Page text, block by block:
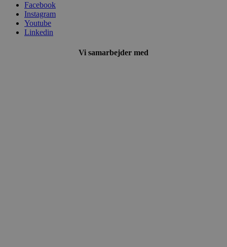
Facebook
Instagram
Youtube
Linkedin
Vi samarbejder med